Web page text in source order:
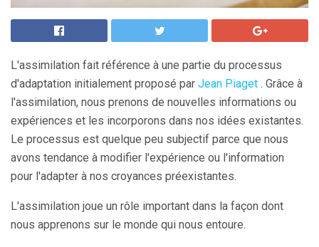
L'assimilation fait référence à une partie du processus
d'adaptation initialement proposé par Jean Piaget . Grâce à
l'assimilation, nous prenons de nouvelles informations ou
expériences et les incorporons dans nos idées existantes.
Le processus est quelque peu subjectif parce que nous
avons tendance à modifier l'expérience ou l'information
pour l'adapter à nos croyances préexistantes.
L'assimilation joue un rôle important dans la façon dont
nous apprenons sur le monde qui nous entoure.